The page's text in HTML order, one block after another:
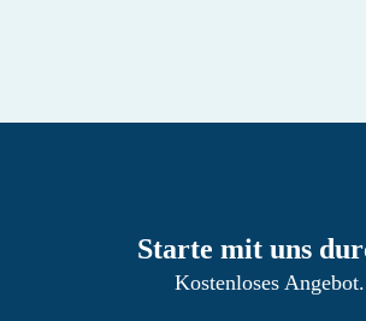
Starte mit uns
Kostenloses Angebot.